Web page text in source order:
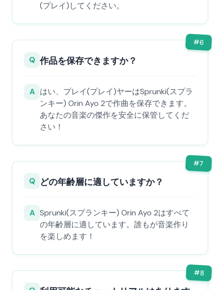
(プレイ)してください。
#6
Q 作品を保存できますか？
A はい、プレイ(プレイ)ヤーはSprunki(スプラ
ンキー) Orin Ayo 2で作曲を保存できます。
あなたの音楽の傑作を安全に保管してくだ
さい！
#7
Q どの年齢層に適していますか？
A Sprunki(スプランキー) Orin Ayo 2はすべて
の年齢層に適しています。誰もが音楽作り
を楽しめます！
#8